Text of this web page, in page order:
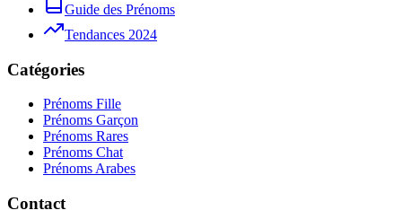
Guide des Prénoms
Tendances 2024
Catégories
Prénoms Fille
Prénoms Garçon
Prénoms Rares
Prénoms Chat
Prénoms Arabes
Contact